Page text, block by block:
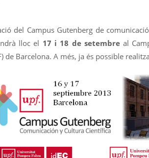
del Campus Gutenberg de
lloc el 17 i 18 de setembreal
de Barcelona. A més, ja és possible